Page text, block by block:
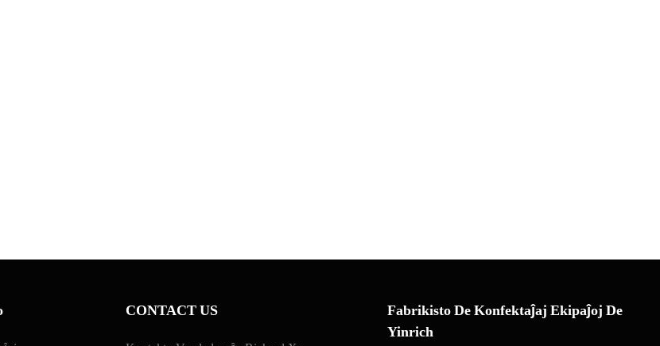
CONTACT US
Fabrikisto De Konfektaĵaj Ekipaĵoj De
Yinrich